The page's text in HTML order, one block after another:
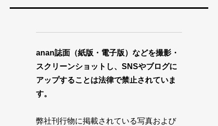
anan誌面（紙版・電子版）などを撮影・
スクリーンショットし、SNSやブログに
アップすることは法律で禁止されていま
す。
弊社刊行物に掲載されている写真および